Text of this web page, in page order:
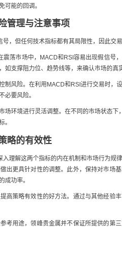
可能的回调。
管理与注意事项
，但任何技术指标都有其局限性，因此交
荡市场中，MACD和RSI容易出现假信号
支撑阻力位、趋势线等，来确认市场的真
制风险。在利用MACD和RSI进行交易时，
必要风险。
场环境进行灵活调整。在不同的市场状态
。
略的有效性
理解这两个指标的内在机制和市场行为规
出更具针对性的调整。此外，保持对市场
成功率。
高策略有效性的好方法。通过与其他经验
考用途，领峰贵金属并不保证所提供的第